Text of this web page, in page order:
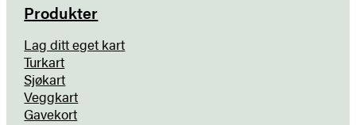
Produkter
Lag ditt eget kart
Turkart
Sjøkart
Veggkart
Gavekort